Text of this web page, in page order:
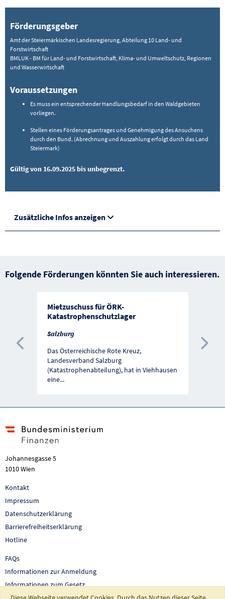
Förderungsgeber
Amt der Steiermärkischen Landesregierung, Abteilung 10 Land- und
Forstwirtschaft
BMLUK - BM für Land- und Forstwirtschaft, Klima- und Umweltschutz, Regionen
und Wasserwirtschaft
Voraussetzungen
Es muss ein entsprechender Handlungsbedarf in den Waldgebieten
vorliegen.
Stellen eines Förderungsantrages und Genehmigung des Ansuchens
durch den Bund. (Abrechnung und Auszahlung erfolgt durch das Land
Steiermark)
Gültig von 16.09.2025 bis unbegrenzt.
Zusätzliche Infos anzeigen
Folgende Förderungen könnten Sie auch interessieren.
Mietzuschuss für ÖRK-
Katastrophenschutzlager
Salzburg
Das Österreichische Rote Kreuz,
Landesverband Salzburg
(Katastrophenabteilung), hat in Viehhausen
eine...
Vorherige Förderung
Johannesgasse 5
1010 Wien
Kontakt
Impressum
Datenschutzerklärung
Barrierefreiheitserklärung
Hotline
FAQs
Informationen zur Anmeldung
Informationen zum Gesetz